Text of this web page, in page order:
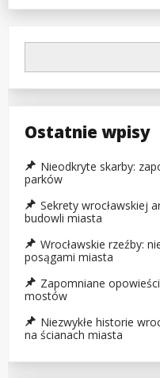
Ostatnie wpisy
Nieodkryte skarby:
parków
Sekrety wrocławskiej
budowli miasta
Wrocławskie rzeźby:
posągami miasta
Zapomniane
mostów
Niezwykłe historie
na ścianach miasta